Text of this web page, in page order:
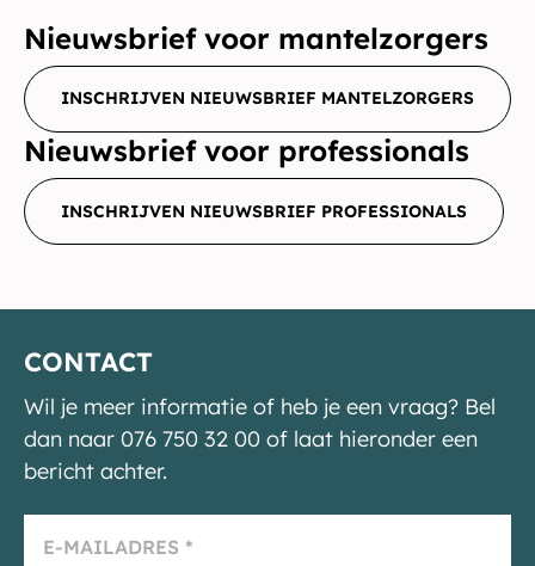
Nieuwsbrief voor mantelzorgers
INSCHRIJVEN NIEUWSBRIEF MANTELZORGERS
Nieuwsbrief voor professionals
INSCHRIJVEN NIEUWSBRIEF PROFESSIONALS
CONTACT
Wil je meer informatie of heb je een vraag? Bel
dan naar 076 750 32 00 of laat hieronder een
bericht achter.